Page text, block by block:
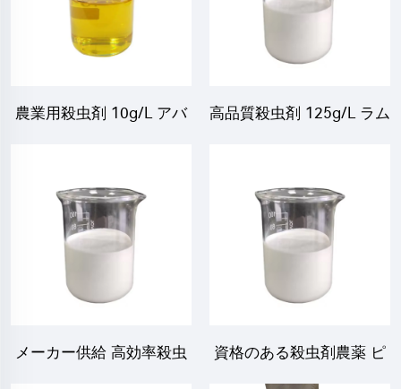
農業用殺虫剤 10g/L アバ
ec
高品質殺虫剤 125g/L ラム
SC 農業用
メーカー供給 高効率殺虫
資格のある殺虫剤農薬 ピ
リプロキフェン 5%EW